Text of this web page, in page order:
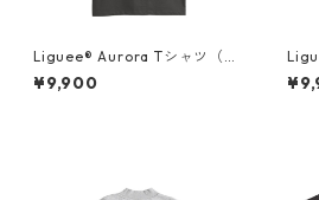
Liguee®️ Aurora Tシャツ（胸
ロゴ刺繍&バックプリント）
¥9,900
ロ